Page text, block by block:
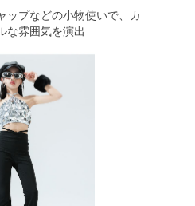
ップなどの小物使いで、カ
な雰囲気を演出